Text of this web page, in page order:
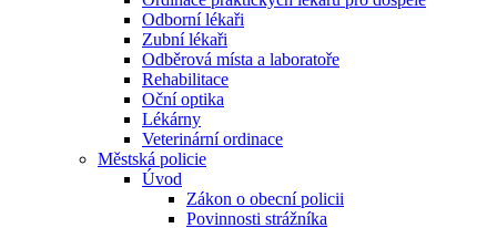
Odborní lékaři
Zubní lékaři
Odběrová místa a laboratoře
Rehabilitace
Oční optika
Lékárny
Veterinární ordinace
Městská policie
Úvod
Zákon o obecní policii
Povinnosti strážníka